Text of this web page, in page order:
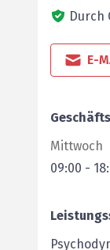
Durch
E-
Mittwoch
09:00 -